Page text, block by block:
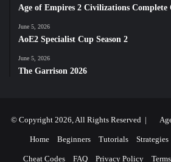
Age of Empires 2 Civilizations Complete
June 5, 2026
AoE2 Specialist Cup Season 2
June 5, 2026
The Garrison 2026
© Copyright 2026, All Rights Reserved |
Home Beginners Tutorials Strategies
Cheat Codes FAQ Privacy Policy